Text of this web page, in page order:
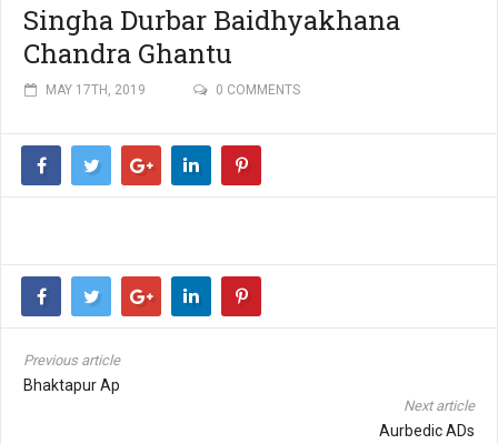
Singha Durbar Baidhyakhana
Chandra Ghantu
MAY 17TH, 2019 0 COMMENTS
Previous article
Bhaktapur Ap
Next article
Aurbedic ADs